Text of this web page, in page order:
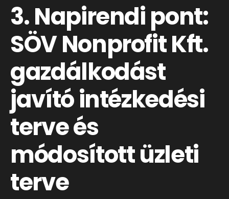
3. Napirendi pont:
SÖV Nonprofit Kft.
gazdálkodást
javító intézkedési
terve és
módosított üzleti
terve